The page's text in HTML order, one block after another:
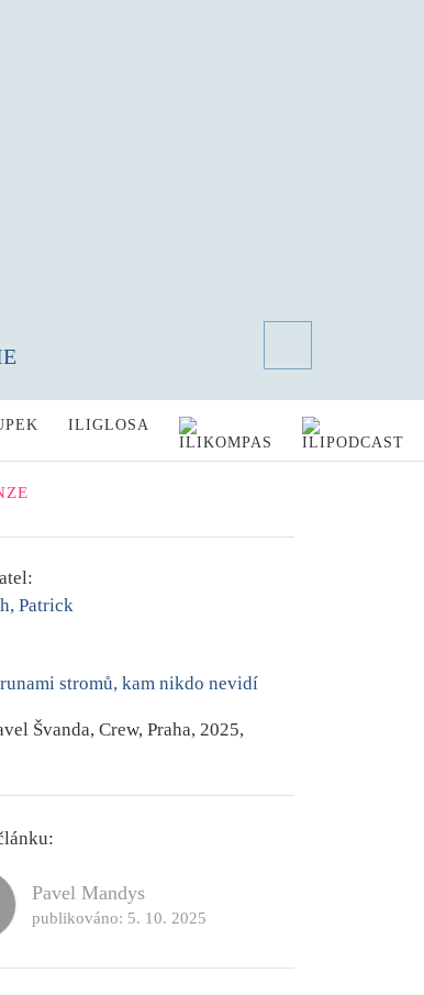
ILIGLOSA
Patrick
stromů, kam nikdo nevidí
Švanda, Crew, Praha, 2025,
Pavel Mandys
publikováno: 5. 10. 2025